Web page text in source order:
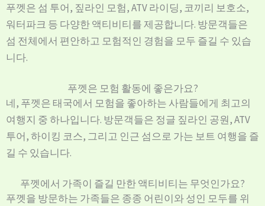
푸껫은 섬 투어, 짚라인 모험, ATV 라이딩, 코끼리 보호소,
워터파크 등 다양한 액티비티를 제공합니다. 방문객들은
섬 전체에서 편안하고 모험적인 경험을 모두 즐길 수 있습
니다.
푸껫은 모험 활동에 좋은가요?
네, 푸껫은 태국에서 모험을 좋아하는 사람들에게 최고의
여행지 중 하나입니다. 방문객들은 정글 짚라인 공원, ATV
투어, 하이킹 코스, 그리고 인근 섬으로 가는 보트 여행을 즐
길 수 있습니다.
푸껫에서 가족이 즐길 만한 액티비티는 무엇인가요?
푸껫을 방문하는 가족들은 종종 어린이와 성인 모두를 위